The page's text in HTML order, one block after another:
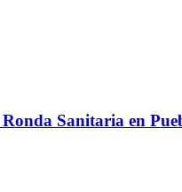
Sanitaria en